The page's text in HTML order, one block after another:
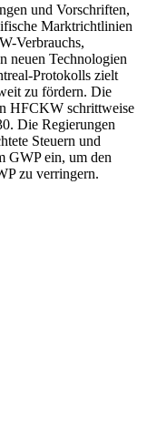
und Vorschriften,
Marktrichtlinien
Verbrauchs,
neuen Technologien
Protokolls zielt
zu fördern. Die
HFCKW schrittweise
Die Regierungen
Steuern und
GWP ein, um den
zu verringern.